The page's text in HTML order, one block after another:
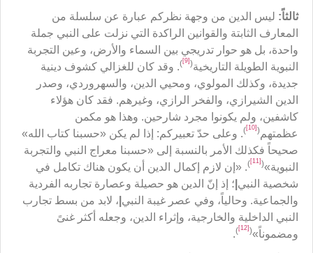
ثالثاً: ليس الدين من وجهة نظركم عبارة عن سلسلة من
المعارف الثابتة والقوانين الراكدة التي نزلت على النبي جملة
واحدة، بل هو حوار تدريجي بين السماء والأرض، وعين التجربة
النبوية الطويلة التاريخية(
[9]
). وقد كان للغزالي كشوف دينية
جديدة، وكذلك المولوي، ومحيي الدين، والسهروردي، وصدر
الدين الشيرازي، والفخر الرازي، وغيرهم. فقد كان هؤلاء
كاشفين، ولم يكونوا مجرد شارحين. وهذا هو مكمن
عظمتهم(
[10]
). وعلى حدّ تعبيركم: إذا لم يكن «حسبنا كتاب الله»
صحيحاً فكذلك الأمر بالنسبة إلى «حسبنا معراج النبي والتجربة
النبوية»(
[11]
). «إن لازم إكمال الدين أن يكون هناك تكامل في
شخصية النبي ؛ إذ إنّ الدين هو حصيلة وعصارة تجاربه الفردية
والجماعية. وحالياً، وفي عصر غيبة النبي ، لابد من بسط تجارب
النبي الداخلية والخارجية، وإثراء الدين، وجعله أكثر غنىً
ومضموناً»(
[12]
)
.